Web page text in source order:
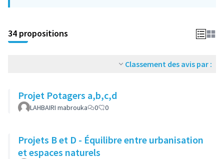
34 propositions
Classement des avis par :
Projet Potagers a,b,c,d
LAHBAIRI mabrouka 0 0
Projets B et D - Équilibre entre urbanisation
et espaces naturels